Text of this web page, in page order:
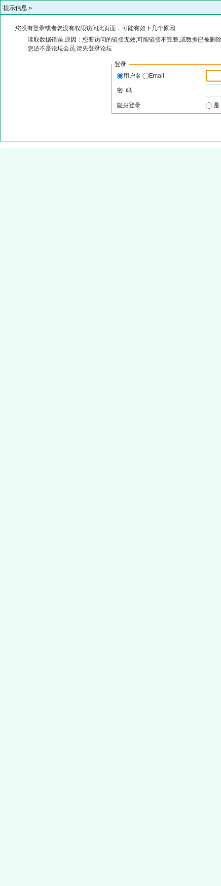
提示信息 »
您没有登录或者您没有权限访问此页面，可能有如下几个原因:
读取数据错误,原因：您要访问的链接无效,可能链接不完整,或数据已被删
您还不是论坛会员,请先登录论坛
登录
用户名
Email
密 码
隐身登录